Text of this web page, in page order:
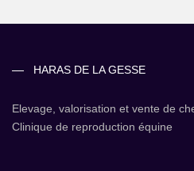
HARAS DE LA GESSE
Elevage, valorisation et vente de
Clinique de reproduction équine